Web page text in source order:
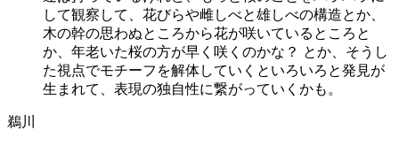
して観察して、花びらや雌しべと雄しべの構造とか、
木の幹の思わぬところから花が咲いているところと
か、年老いた桜の方が早く咲くのかな？ とか、そうし
た視点でモチーフを解体していくといろいろと発見が
生まれて、表現の独自性に繋がっていくかも。
鵜川